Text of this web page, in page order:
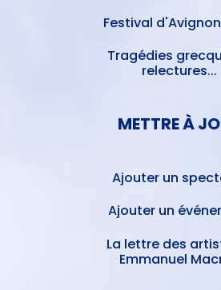
Festival
Tragédies
relectures...
METTRE À
Ajouter un
Ajouter un
La lettre des
Emmanuel